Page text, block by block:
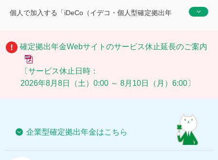
個人で加入する「iDeCo（イデコ・個人型確定拠出年
ちらから！またご検討中の方にも制度の基礎から運用の
方法まで、確定拠出年金に関する情報をわかりやすくご
紹介！
確定拠出年金Webサイトのサービス休止延長のご案内
〔サービス休止日時：
2026年8月8日（土）0:00 ～ 8月10日（月）6:00〕
企業型確定拠出年金はこちら